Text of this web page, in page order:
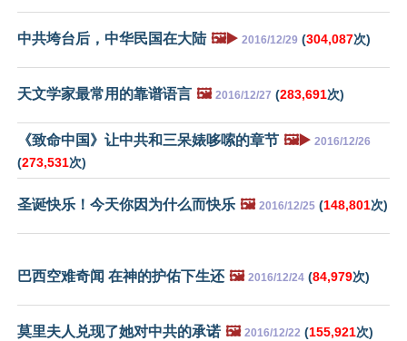
中共垮台后，中华民国在大陆 🖼️▶️ 2016/12/29 (304,087次)
天文学家最常用的靠谱语言 🖼️ 2016/12/27 (283,691次)
《致命中国》让中共和三呆婊哆嗦的章节 🖼️▶️ 2016/12/26
(273,531次)
圣诞快乐！今天你因为什么而快乐 🖼️ 2016/12/25 (148,801次)
巴西空难奇闻 在神的护佑下生还 🖼️ 2016/12/24 (84,979次)
莫里夫人兑现了她对中共的承诺 🖼️ 2016/12/22 (155,921次)